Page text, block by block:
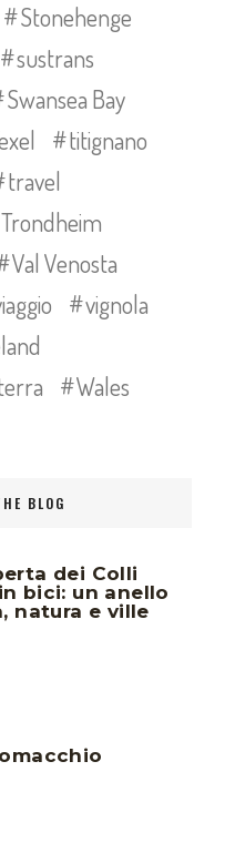
Stonehenge
sustrans
Swansea Bay
titignano
travel
Trondheim
Val Venosta
vignola
Wales
BLOG
dei Colli
bici: un anello
natura e ville